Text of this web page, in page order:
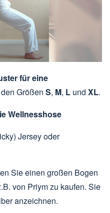
für eine
Größen S, M, L und XL.
Wellnesshose
Jersey oder
Sie einen großen Bogen
von Priym zu kaufen. Sie
anzeichnen.